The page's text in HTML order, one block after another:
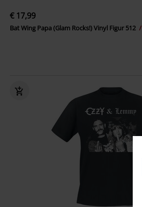
€ 17,99
Bat Wing Papa (Glam Rocks!) Vinyl Figur 512